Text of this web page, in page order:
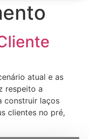
atual e as
respeito a
construir laços
clientes no pré,